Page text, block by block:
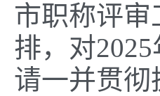
市职称评审
排， 对
请一并贯彻